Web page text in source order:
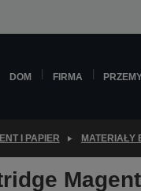
DOM FIRMA
I PAPIER MATERIAŁY